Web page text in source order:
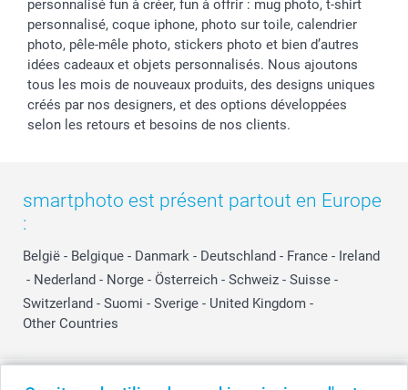
personnalisé fun à créer, fun à offrir : mug photo, t-shirt
personnalisé, coque iphone, photo sur toile, calendrier
photo, pêle-mêle photo, stickers photo et bien d’autres
idées cadeaux et objets personnalisés. Nous ajoutons
tous les mois de nouveaux produits, des designs uniques
créés par nos designers, et des options développées
selon les retours et besoins de nos clients.
smartphoto est présent partout en Europe
:
België - Belgique - Danmark - Deutschland - France - Ireland
- Nederland - Norge - Österreich - Schweiz - Suisse -
Switzerland - Suomi - Sverige - United Kingdom -
Other Countries